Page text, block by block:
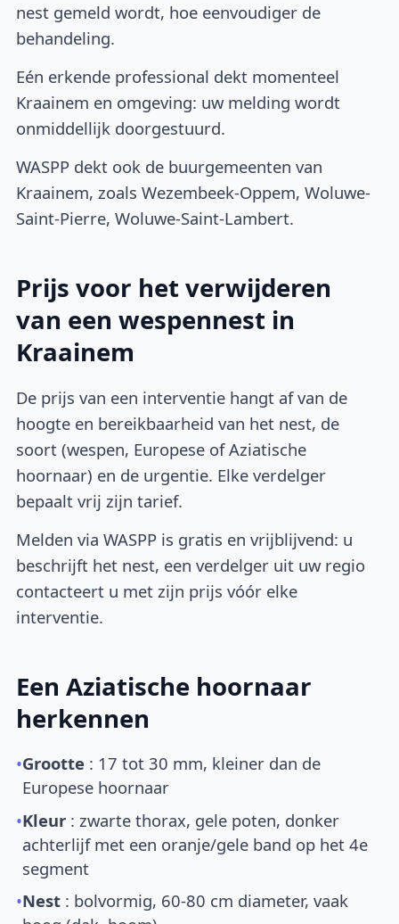
nest gemeld wordt, hoe eenvoudiger de
behandeling.
Eén erkende professional dekt momenteel
Kraainem en omgeving: uw melding wordt
onmiddellijk doorgestuurd.
WASPP dekt ook de buurgemeenten van
Kraainem, zoals Wezembeek-Oppem, Woluwe-
Saint-Pierre, Woluwe-Saint-Lambert.
Prijs voor het verwijderen
van een wespennest in
Kraainem
De prijs van een interventie hangt af van de
hoogte en bereikbaarheid van het nest, de
soort (wespen, Europese of Aziatische
hoornaar) en de urgentie. Elke verdelger
bepaalt vrij zijn tarief.
Melden via WASPP is gratis en vrijblijvend: u
beschrijft het nest, een verdelger uit uw regio
contacteert u met zijn prijs vóór elke
interventie.
Een Aziatische hoornaar
herkennen
•Grootte : 17 tot 30 mm, kleiner dan de
Europese hoornaar
•Kleur : zwarte thorax, gele poten, donker
achterlijf met een oranje/gele band op het 4e
segment
•Nest : bolvormig, 60-80 cm diameter, vaak